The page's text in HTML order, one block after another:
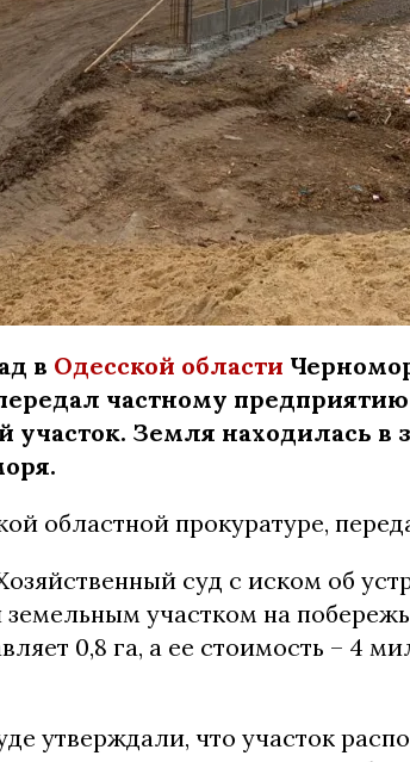
в Одесской области
частному
участок. Земля находилась в
областной прокуратуре,
суд с иском об
земельным участком на
0,8 га, а ее стоимость – 4
утверждали, что участок